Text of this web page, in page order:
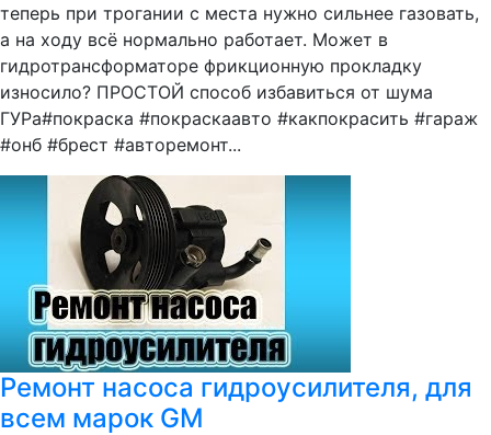
теперь при трогании с места нужно сильнее газовать,
а на ходу всё нормально работает. Может в
гидротрансформаторе фрикционную прокладку
износило? ПРОСТОЙ способ избавиться от шума
ГУРа#покраска #покраскаавто #какпокрасить #гараж
#онб #брест #авторемонт...
Ремонт насоса гидроусилителя, для
всем марок GM